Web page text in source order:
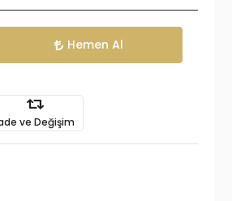
Hemen Al
ve Değişim